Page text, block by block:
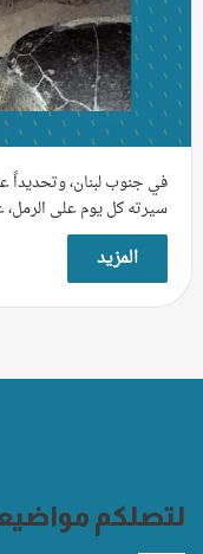
في جنوب لبنان،
سيرته كل يوم على
المزيد
لتصلكم